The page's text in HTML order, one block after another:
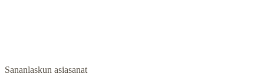
Sananlaskun asiasanat